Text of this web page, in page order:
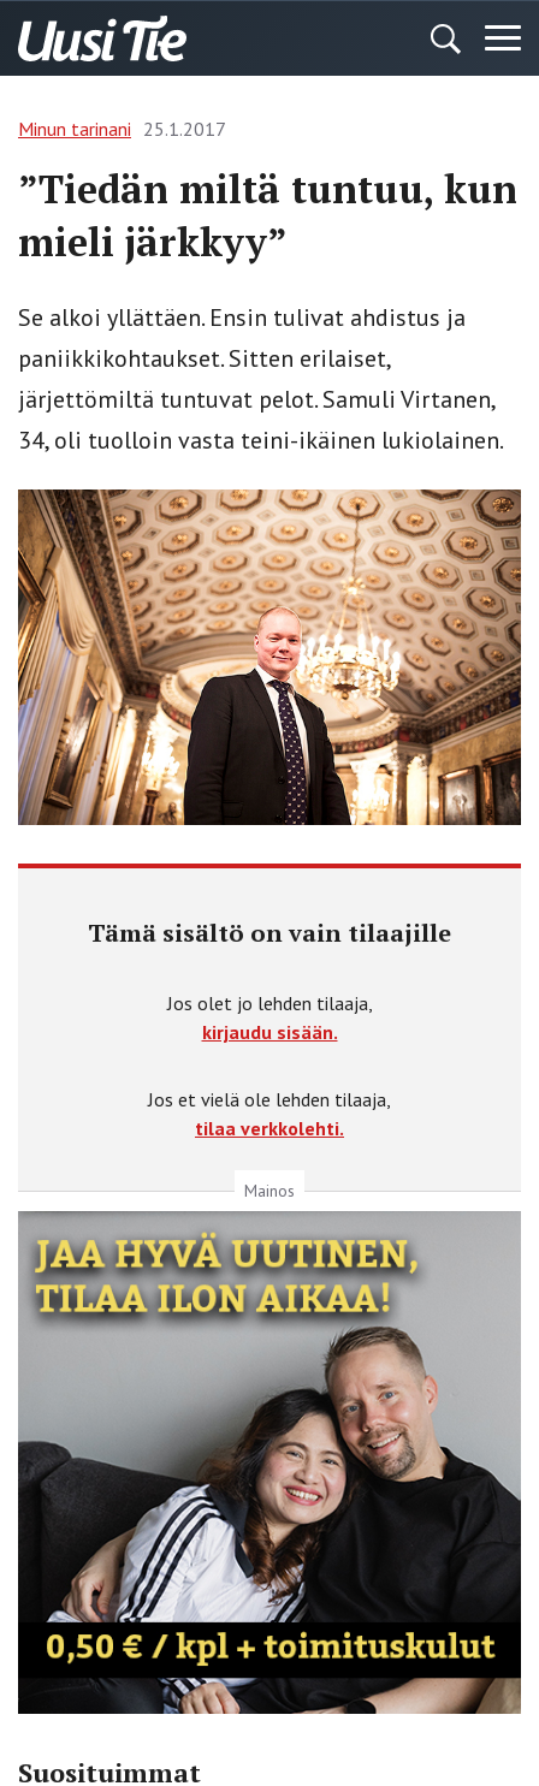
Minun tarinani 25.1.2017
”Tiedän miltä tuntuu, kun
mieli järkkyy”
Se alkoi yllättäen. Ensin tulivat ahdistus ja
paniikkikohtaukset. Sitten erilaiset,
järjettömiltä tuntuvat pelot. Samuli Virtanen,
34, oli tuolloin vasta teini-ikäinen lukiolainen.
Tämä sisältö on vain tilaajille
Jos olet jo lehden tilaaja,
kirjaudu sisään.
Jos et vielä ole lehden tilaaja,
tilaa verkkolehti.
Mainos
Suosituimmat